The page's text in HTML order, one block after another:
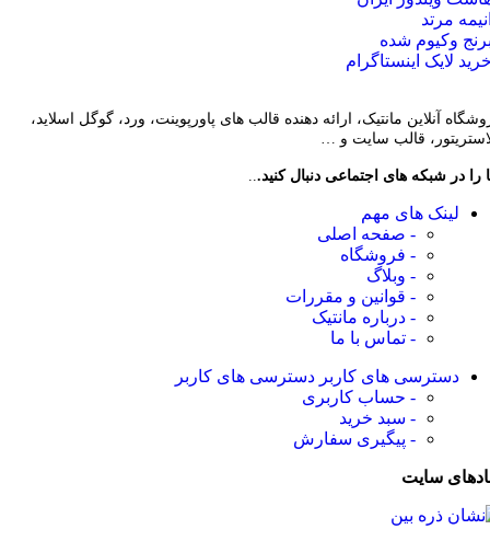
مرتد
وکیوم شده
لایک اینستاگرام
آنلاین مانتیک، ارائه دهنده قالب های پاورپوینت، ورد، گوگل اسلاید،
قالب سایت و …
را در شبکه های اجتماعی دنبال کنید...
لینک های مهم
- صفحه اصلی
- فروشگاه
- وبلاگ
- قوانین و مقررات
- درباره مانتیک
- تماس با ما
دسترسی های کاربر دسترسی های کاربر
- حساب کاربری
- سبد خرید
- پیگیری سفارش
سایت